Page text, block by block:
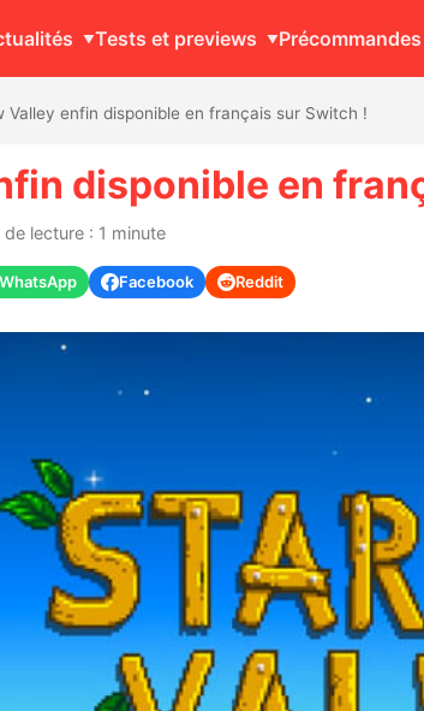
Tests et previews Précommandes
Valley enfin disponible en français sur Switch !
disponible en
lecture : 1 minute
WhatsApp Facebook Reddit